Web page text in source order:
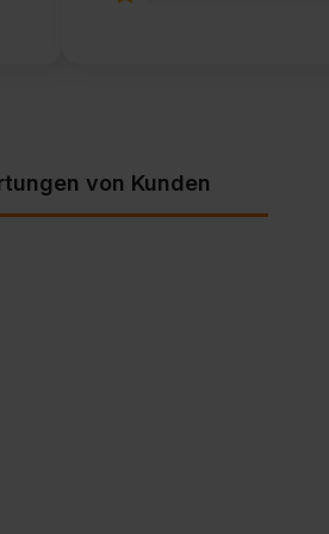
von Kunden